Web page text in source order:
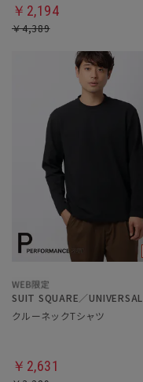
￥2,194
￥4,389
クルーネックTシャツ
￥2,631